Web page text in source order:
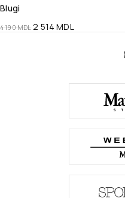
Blugi
4 190MDL 2 514MDL